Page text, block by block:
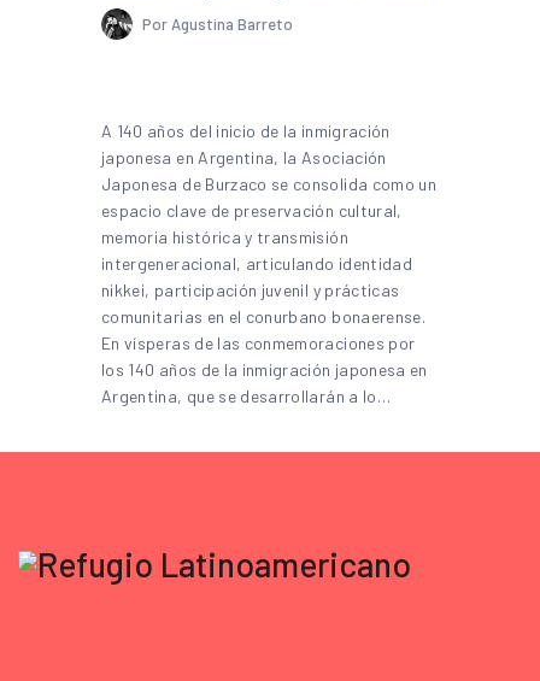
Por Agustina Barreto
A 140 años del inicio de la inmigración
japonesa en Argentina, la Asociación
Japonesa de Burzaco se consolida como un
espacio clave de preservación cultural,
memoria histórica y transmisión
intergeneracional, articulando identidad
nikkei, participación juvenil y prácticas
comunitarias en el conurbano bonaerense.
En vísperas de las conmemoraciones por
los 140 años de la inmigración japonesa en
Argentina, que se desarrollarán a lo…